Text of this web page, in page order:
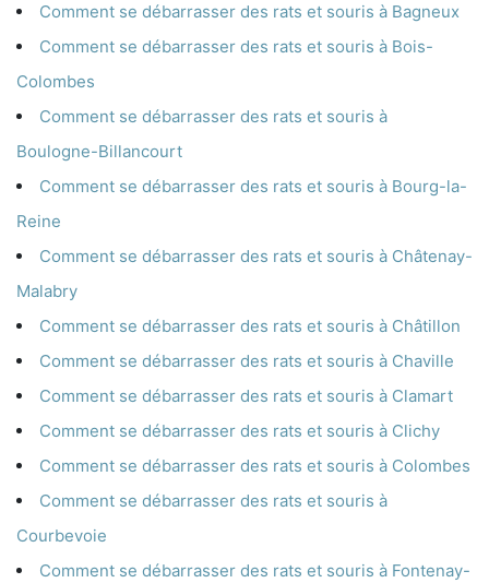
Comment se débarrasser des rats et souris à Bagneux
Comment se débarrasser des rats et souris à Bois-
Colombes
Comment se débarrasser des rats et souris à
Boulogne-Billancourt
Comment se débarrasser des rats et souris à Bourg-la-
Reine
Comment se débarrasser des rats et souris à Châtenay-
Malabry
Comment se débarrasser des rats et souris à Châtillon
Comment se débarrasser des rats et souris à Chaville
Comment se débarrasser des rats et souris à Clamart
Comment se débarrasser des rats et souris à Clichy
Comment se débarrasser des rats et souris à Colombes
Comment se débarrasser des rats et souris à
Courbevoie
Comment se débarrasser des rats et souris à Fontenay-